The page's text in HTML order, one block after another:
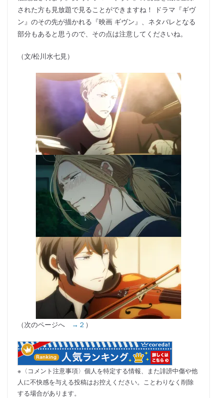
された方も見放題で見ることができますね！ ドラマ『ギヴ
ン』のその先が描かれる『映画 ギヴン』、ネタバレとなる
部分もあると思うので、その点は注意してくださいね。
（文/松川水七見）
（次のページへ →２ ）
※〈コメント注意事項〉個人を特定する情報、また誹謗中傷や他
人に不快感を与える投稿はお控えください。ことわりなく削除
する場合があります。